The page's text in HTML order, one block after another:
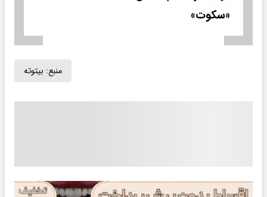
«سکوت»
منبع: بیتوته